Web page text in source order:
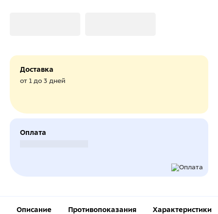
Доставка
от 1 до 3 дней
Оплата
Описание Противопоказания Характеристики